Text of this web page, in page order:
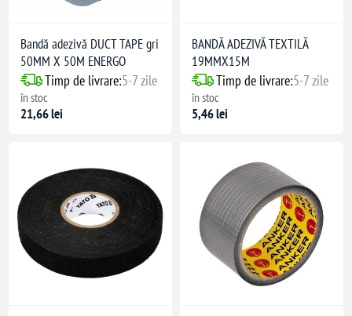
Bandă adezivă DUCT TAPE gri
50MM X 50M ENERGO
Timp de livrare:5-7 zile
în stoc
21,66 lei
BANDĂ ADEZIVĂ TEXTILĂ
19MMX15M
Timp de livrare:5-7 zile
în stoc
5,46 lei